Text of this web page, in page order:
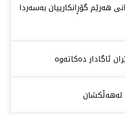
هەرێم گۆڕانكارییان بەسەردا
ئاگادار دەكاتەوە
لەهەڵكشان